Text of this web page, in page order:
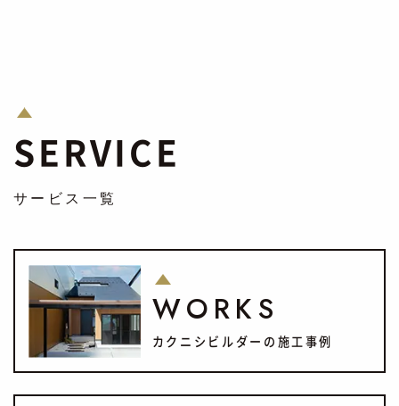
SERVICE
サービス一覧
WORKS
カクニシビルダーの施工事例